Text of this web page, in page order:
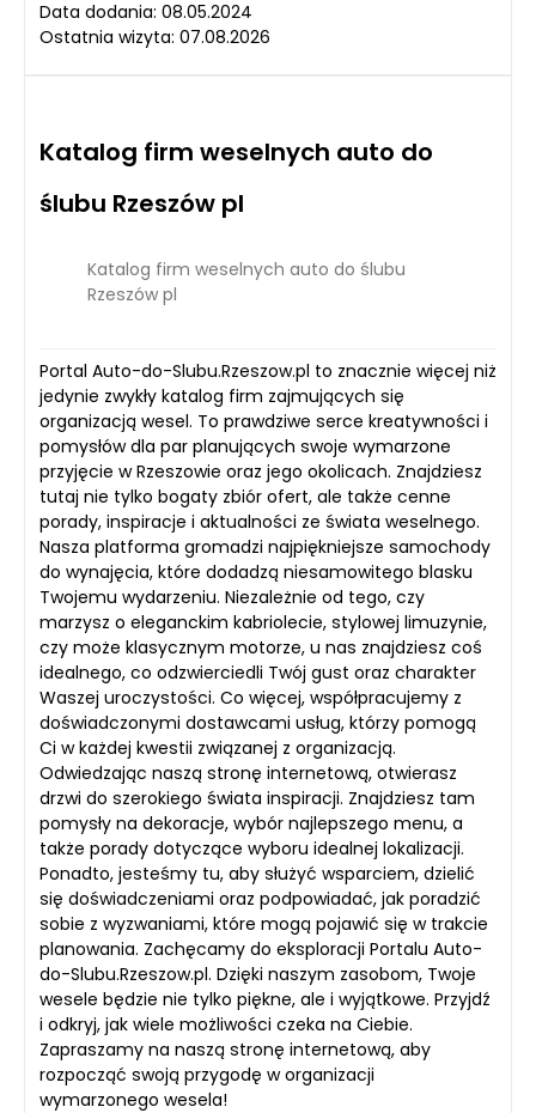
Data dodania: 08.05.2024
Ostatnia wizyta: 07.08.2026
Katalog firm weselnych auto do
ślubu Rzeszów pl
Katalog firm weselnych auto do ślubu
Rzeszów pl
Portal Auto-do-Slubu.Rzeszow.pl to znacznie więcej niż
jedynie zwykły katalog firm zajmujących się
organizacją wesel. To prawdziwe serce kreatywności i
pomysłów dla par planujących swoje wymarzone
przyjęcie w Rzeszowie oraz jego okolicach. Znajdziesz
tutaj nie tylko bogaty zbiór ofert, ale także cenne
porady, inspiracje i aktualności ze świata weselnego.
Nasza platforma gromadzi najpiękniejsze samochody
do wynajęcia, które dodadzą niesamowitego blasku
Twojemu wydarzeniu. Niezależnie od tego, czy
marzysz o eleganckim kabriolecie, stylowej limuzynie,
czy może klasycznym motorze, u nas znajdziesz coś
idealnego, co odzwierciedli Twój gust oraz charakter
Waszej uroczystości. Co więcej, współpracujemy z
doświadczonymi dostawcami usług, którzy pomogą
Ci w każdej kwestii związanej z organizacją.
Odwiedzając naszą stronę internetową, otwierasz
drzwi do szerokiego świata inspiracji. Znajdziesz tam
pomysły na dekoracje, wybór najlepszego menu, a
także porady dotyczące wyboru idealnej lokalizacji.
Ponadto, jesteśmy tu, aby służyć wsparciem, dzielić
się doświadczeniami oraz podpowiadać, jak poradzić
sobie z wyzwaniami, które mogą pojawić się w trakcie
planowania. Zachęcamy do eksploracji Portalu Auto-
do-Slubu.Rzeszow.pl. Dzięki naszym zasobom, Twoje
wesele będzie nie tylko piękne, ale i wyjątkowe. Przyjdź
i odkryj, jak wiele możliwości czeka na Ciebie.
Zapraszamy na naszą stronę internetową, aby
rozpocząć swoją przygodę w organizacji
wymarzonego wesela!